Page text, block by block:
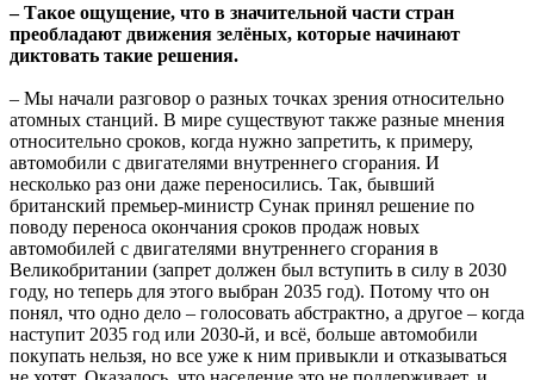
– Такое ощущение, что в значительной части стран
преобладают движения зелёных, которые начинают
диктовать такие решения.
– Мы начали разговор о разных точках зрения относительно
атомных станций. В мире существуют также разные мнения
относительно сроков, когда нужно запретить, к примеру,
автомобили с двигателями внутреннего сгорания. И
несколько раз они даже переносились. Так, бывший
британский премьер-министр Сунак принял решение по
поводу переноса окончания сроков продаж новых
автомобилей с двигателями внутреннего сгорания в
Великобритании (запрет должен был вступить в силу в 2030
году, но теперь для этого выбран 2035 год). Потому что он
понял, что одно дело – голосовать абстрактно, а другое – когда
наступит 2035 год или 2030-й, и всё, больше автомобили
покупать нельзя, но все уже к ним привыкли и отказываться